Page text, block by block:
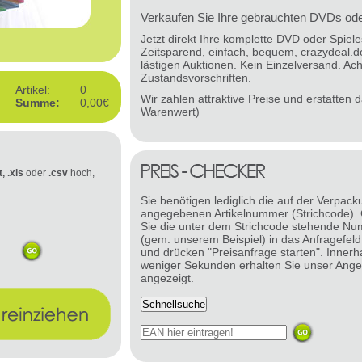
Verkaufen Sie Ihre gebrauchten DVDs
Jetzt direkt Ihre komplette DVD oder
Zeitsparend, einfach, bequem,
lästigen Auktionen. Kein Einzelversand.
Zustandsvorschriften.
Wir zahlen attraktive Preise und erstatten
Warenwert)
Sie benötigen lediglich die auf der
angegebenen Artikelnummer (Strichcode).
Sie die unter dem Strichcode stehende
(gem. unserem Beispiel) in das
und drücken "Preisanfrage starten".
weniger Sekunden erhalten Sie unser
angezeigt.
Artikel:
0
Summe:
0,00€
.xls oder .csv hoch,